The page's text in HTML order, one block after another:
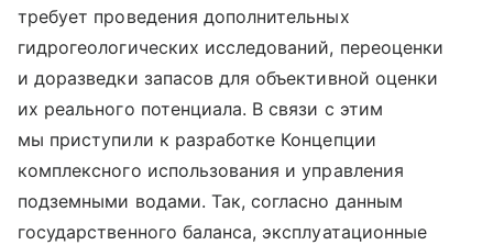
требует проведения дополнительных
гидрогеологических исследований, переоценки
и доразведки запасов для объективной оценки
их реального потенциала. В связи с этим
мы приступили к разработке Концепции
комплексного использования и управления
подземными водами. Так, согласно данным
государственного баланса, эксплуатационные